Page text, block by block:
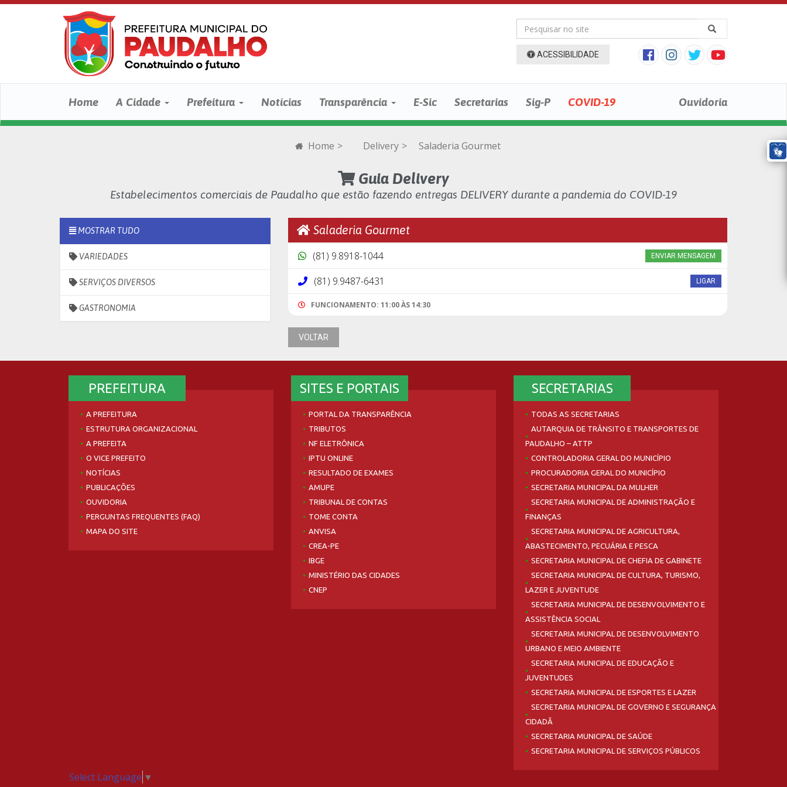
ACESSIBILIDADE
Home A Cidade Prefeitura Notícias Transparência E-Sic Secretarias Sig-P COVID-19 Ouvidoria
Home > Delivery > Saladeria Gourmet
Guia Delivery
Estabelecimentos comerciais de Paudalho que estão fazendo entregas DELIVERY durante a pandemia do COVID-19
MOSTRAR TUDO
VARIEDADES
SERVIÇOS DIVERSOS
GASTRONOMIA
Saladeria Gourmet
(81) 9.8918-1044 ENVIAR MENSAGEM
(81) 9.9487-6431 LIGAR
FUNCIONAMENTO: 11:00 ÀS 14:30
VOLTAR
PREFEITURA
A PREFEITURA
ESTRUTURA ORGANIZACIONAL
A PREFEITA
O VICE PREFEITO
NOTÍCIAS
PUBLICAÇÕES
OUVIDORIA
PERGUNTAS FREQUENTES (FAQ)
MAPA DO SITE
SITES E PORTAIS
PORTAL DA TRANSPARÊNCIA
TRIBUTOS
NF ELETRÔNICA
IPTU ONLINE
RESULTADO DE EXAMES
AMUPE
TRIBUNAL DE CONTAS
TOME CONTA
ANVISA
CREA-PE
IBGE
MINISTÉRIO DAS CIDADES
CNEP
SECRETARIAS
TODAS AS SECRETARIAS
AUTARQUIA DE TRÂNSITO E TRANSPORTES DE
PAUDALHO – ATTP
CONTROLADORIA GERAL DO MUNICÍPIO
PROCURADORIA GERAL DO MUNICÍPIO
SECRETARIA MUNICIPAL DA MULHER
SECRETARIA MUNICIPAL DE ADMINISTRAÇÃO E
FINANÇAS
SECRETARIA MUNICIPAL DE AGRICULTURA,
ABASTECIMENTO, PECUÁRIA E PESCA
SECRETARIA MUNICIPAL DE CHEFIA DE GABINETE
SECRETARIA MUNICIPAL DE CULTURA, TURISMO,
LAZER E JUVENTUDE
SECRETARIA MUNICIPAL DE DESENVOLVIMENTO E
ASSISTÊNCIA SOCIAL
SECRETARIA MUNICIPAL DE DESENVOLVIMENTO
URBANO E MEIO AMBIENTE
SECRETARIA MUNICIPAL DE EDUCAÇÃO E
JUVENTUDES
SECRETARIA MUNICIPAL DE ESPORTES E LAZER
SECRETARIA MUNICIPAL DE GOVERNO E SEGURANÇA
CIDADÃ
SECRETARIA MUNICIPAL DE SAÚDE
SECRETARIA MUNICIPAL DE SERVIÇOS PÚBLICOS
Select Language ▼